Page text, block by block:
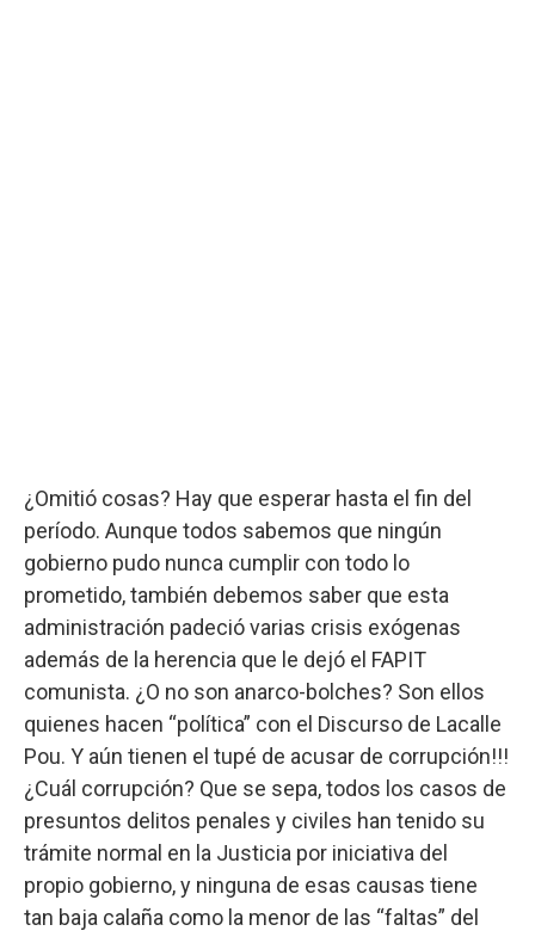
¿Omitió cosas? Hay que esperar hasta el fin del
período. Aunque todos sabemos que ningún
gobierno pudo nunca cumplir con todo lo
prometido, también debemos saber que esta
administración padeció varias crisis exógenas
además de la herencia que le dejó el FAPIT
comunista. ¿O no son anarco-bolches? Son ellos
quienes hacen “política” con el Discurso de Lacalle
Pou. Y aún tienen el tupé de acusar de corrupción!!!
¿Cuál corrupción? Que se sepa, todos los casos de
presuntos delitos penales y civiles han tenido su
trámite normal en la Justicia por iniciativa del
propio gobierno, y ninguna de esas causas tiene
tan baja calaña como la menor de las “faltas” del